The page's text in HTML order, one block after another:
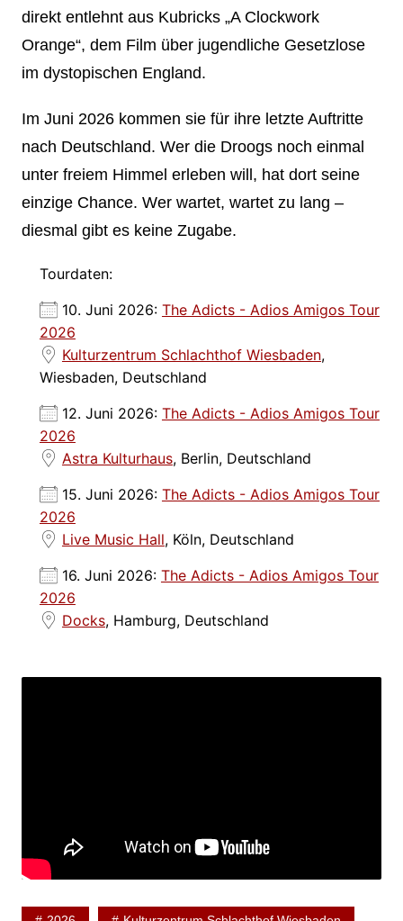
direkt entlehnt aus Kubricks „A Clockwork
Orange“, dem Film über jugendliche Gesetzlose
im dystopischen England.
Im Juni 2026 kommen sie für ihre letzte Auftritte
nach Deutschland. Wer die Droogs noch einmal
unter freiem Himmel erleben will, hat dort seine
einzige Chance. Wer wartet, wartet zu lang –
diesmal gibt es keine Zugabe.
Tourdaten:
10. Juni 2026: The Adicts - Adios Amigos Tour
2026
Kulturzentrum Schlachthof Wiesbaden,
Wiesbaden, Deutschland
12. Juni 2026: The Adicts - Adios Amigos Tour
2026
Astra Kulturhaus, Berlin, Deutschland
15. Juni 2026: The Adicts - Adios Amigos Tour
2026
Live Music Hall, Köln, Deutschland
16. Juni 2026: The Adicts - Adios Amigos Tour
2026
Docks, Hamburg, Deutschland